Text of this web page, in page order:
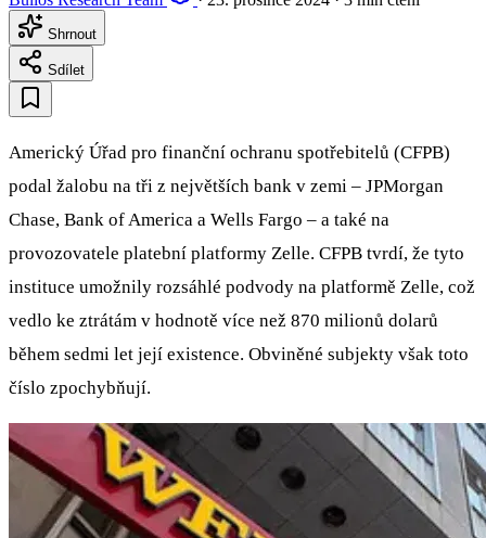
Shrnout
Sdílet
Americký Úřad pro finanční ochranu spotřebitelů (CFPB)
podal žalobu na tři z největších bank v zemi – JPMorgan
Chase, Bank of America a Wells Fargo – a také na
provozovatele platební platformy Zelle. CFPB tvrdí, že tyto
instituce umožnily rozsáhlé podvody na platformě Zelle, což
vedlo ke ztrátám v hodnotě více než 870 milionů dolarů
během sedmi let její existence. Obviněné subjekty však toto
číslo zpochybňují.